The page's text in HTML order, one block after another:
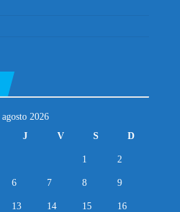
agosto 2026
J V S D
1 2
6 7 8 9
13 14 15 16